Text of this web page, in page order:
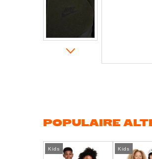
gallerij
POPULAIRE
Kids Kids